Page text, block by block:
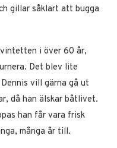
gillar såklart att bugga
i över 60 år,
Det blev lite
vill gärna gå ut
då han älskar båtlivet.
han får vara frisk
många år till.